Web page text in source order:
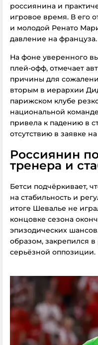
россиянина и
игровое время. В его
и молодой Ренато
давление на француза.
На фоне уверенного
плей-офф, отмечает
причины для
вторым в иерархии
парижском клубе
национальной
привела к падению в
отсутствию в заявке
Россиянин
тренера и
Бетси подчёркивает,
на стабильность и
итоге Шевалье не
концовке сезона
эпизодических
образом, закрепился
серьёзной оппозиции.